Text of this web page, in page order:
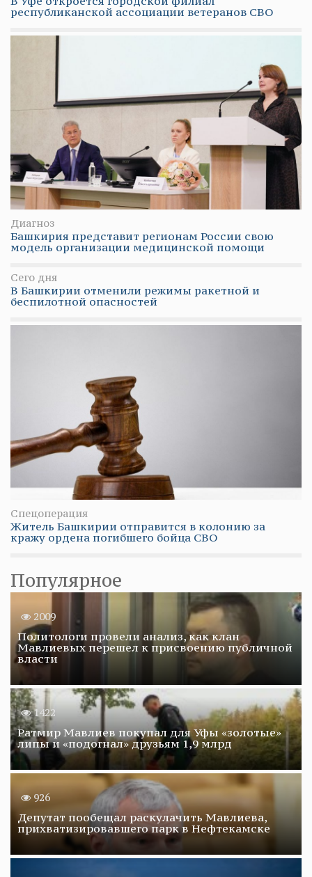
республиканской ассоциации ветеранов СВО
Диагноз
Башкирия представит регионам России свою
модель организации медицинской помощи
Сего дня
В Башкирии отменили режимы ракетной и
беспилотной опасностей
Спецоперация
Житель Башкирии отправится в колонию за
кражу ордена погибшего бойца СВО
Популярное
2009
Политологи провели анализ, как клан
Мавлиевых перешел к присвоению публичной
власти
1422
Ратмир Мавлиев покупал для Уфы «золотые»
липы и «подогнал» друзьям 1,9 млрд
926
Депутат пообещал раскулачить Мавлиева,
прихватизировавшего парк в Нефтекамске